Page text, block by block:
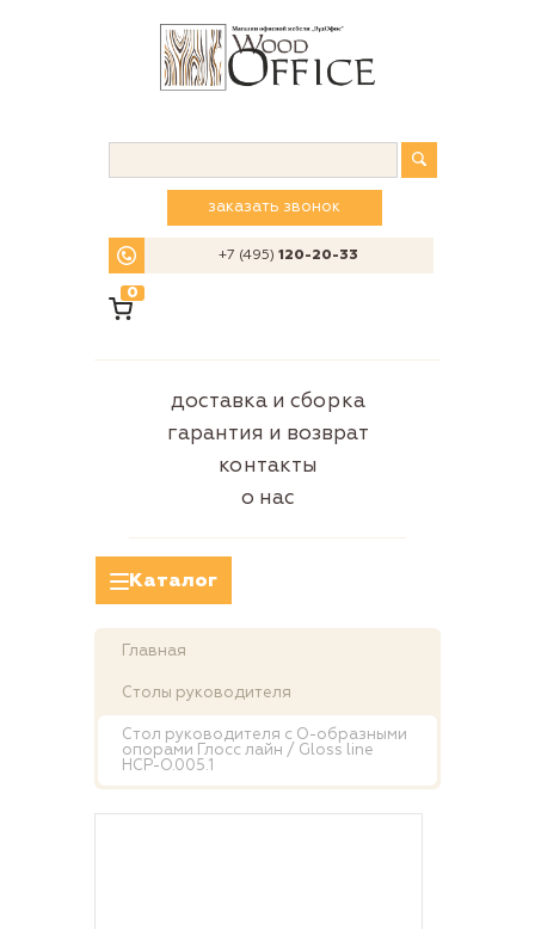
заказать звонок
+7 (495)120-20-33
0
доставка и сборка
гарантия и возврат
контакты
о нас
Каталог
Главная
Столы руководителя
Стол руководителя с О-образными
опорами Глосс лайн / Gloss line
НСР-О.005.1